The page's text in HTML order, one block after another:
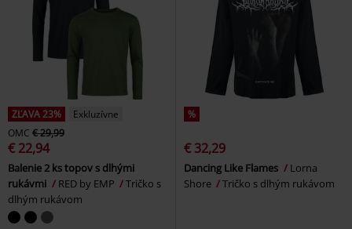
ZĽAVA 23%
Exkluzívne
OMC € 29,99
€ 22,94
Balenie 2 ks topov s dlhými
rukávmi
RED by EMP
Tričko s
dlhým rukávom
%
€ 32,29
Dancing Like Flames
Lorna
Shore
Tričko s dlhým rukávom